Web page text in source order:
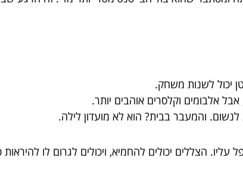
יכול לשנות משחק.
והמעבר בבית? הוא לא מועדון לילה.
הצללים יכולים להחמיא, ויכולים לגרום לו